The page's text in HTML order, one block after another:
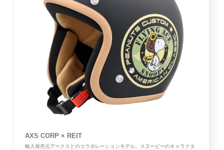
AXS CORP × REIT
輸入発売元アークスとのコラボレーションモデル。スヌーピーのキャラクタ